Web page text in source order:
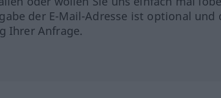
der E-Mail-Adresse ist optional und
Ihrer Anfrage.